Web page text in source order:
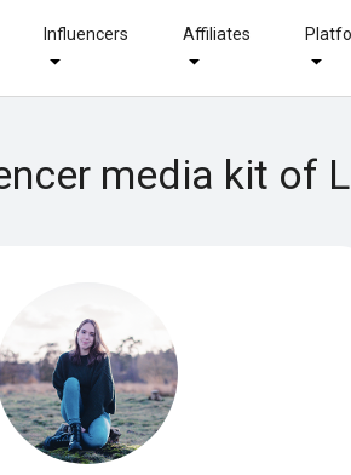
Influencers Affiliates
media kit of